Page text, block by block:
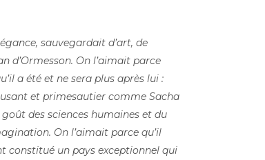
sauvegardait d’art, de
d’Ormesson. On l’aimait parce
a été et ne sera plus après lui :
et primesautier comme Sacha
des sciences humaines et du
On l’aimait parce qu’il
constitué un pays exceptionnel qui